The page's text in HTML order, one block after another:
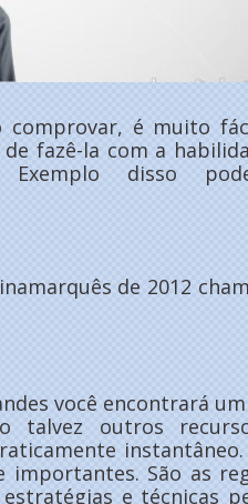
comprovar, é muito
fazê-la com a
disso
de 2012
você encontrará
talvez outros
instantâneo.
importantes. São as
e técnicas